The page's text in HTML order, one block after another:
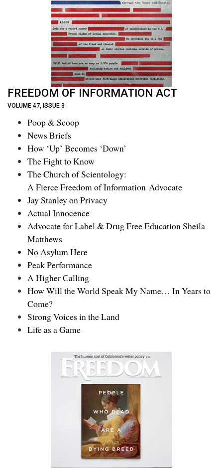
FREEDOM OF INFORMATION ACT
VOLUME 47, ISSUE 3
Poop & Scoop
News Briefs
How ‘Up’ Becomes ‘Down’
The Fight to Know
The Church of Scientology:
A Fierce Freedom of Information Advocate
Jay Stanley on Privacy
Actual Innocence
Advocate for Label & Drug Free Education Sheila
Matthews
No Asylum Here
Peak Performance
A Higher Calling
How Will the World Speak My Name… In Years to
Come?
Strong Voices in the Land
Life as a Game